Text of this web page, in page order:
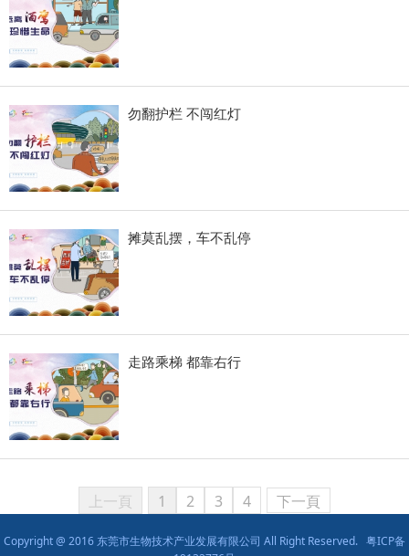
勿翻护栏 不闯红灯
摊莫乱摆，车不乱停
走路乘梯 都靠右行
上一頁 1 2 3 4 下一頁
Copyright @ 2016 东莞市生物技术产业发展有限公司 All Right Reserved. 粤ICP备